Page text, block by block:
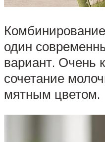
один
вариант. Очень
сочетание
мятным цветом.